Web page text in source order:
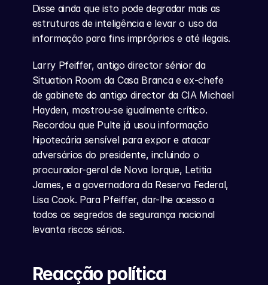
Disse ainda que isto pode degradar mais as
estruturas de inteligência e levar o uso da
informação para fins impróprios e até ilegais.
Larry Pfeiffer, antigo director sénior da
Situation Room da Casa Branca e ex-chefe
de gabinete do antigo director da CIA Michael
Hayden, mostrou-se igualmente crítico.
Recordou que Pulte já usou informação
hipotecária sensível para expor e atacar
adversários do presidente, incluindo o
procurador-geral de Nova Iorque, Letitia
James, e a governadora da Reserva Federal,
Lisa Cook. Para Pfeiffer, dar-lhe acesso a
todos os segredos de segurança nacional
levanta riscos sérios.
Reacção política